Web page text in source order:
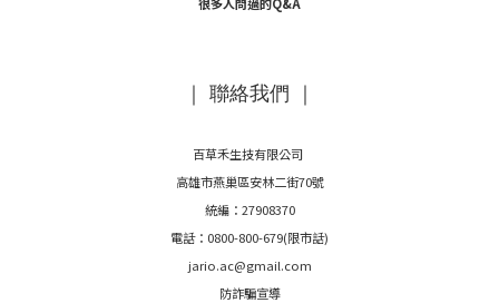
｜ 聯絡我們 ｜
百草禾生技有限公司
高雄市燕巢區安林二街70號
統編：27908370
電話：0800-800-679(限市話)
jario.ac@gmail.com
防詐騙宣導